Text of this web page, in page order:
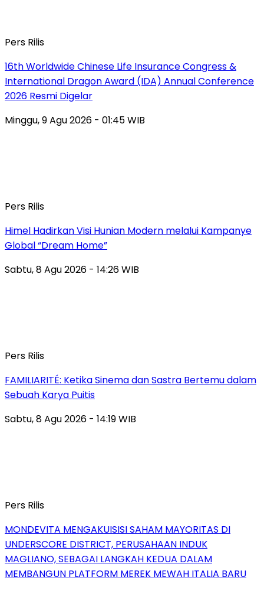
Pers Rilis
16th Worldwide Chinese Life Insurance Congress &
International Dragon Award (IDA) Annual Conference
2026 Resmi Digelar
Minggu, 9 Agu 2026 - 01:45 WIB
Pers Rilis
Himel Hadirkan Visi Hunian Modern melalui Kampanye
Global “Dream Home”
Sabtu, 8 Agu 2026 - 14:26 WIB
Pers Rilis
FAMILIARITÉ: Ketika Sinema dan Sastra Bertemu dalam
Sebuah Karya Puitis
Sabtu, 8 Agu 2026 - 14:19 WIB
Pers Rilis
MONDEVITA MENGAKUISISI SAHAM MAYORITAS DI
UNDERSCORE DISTRICT, PERUSAHAAN INDUK
MAGLIANO, SEBAGAI LANGKAH KEDUA DALAM
MEMBANGUN PLATFORM MEREK MEWAH ITALIA BARU